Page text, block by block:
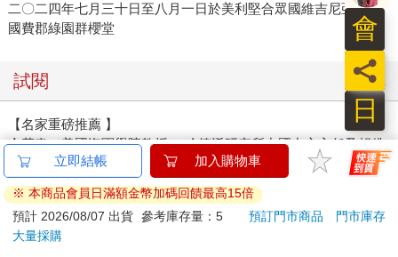
二〇二四年七月三十日至八月一日於美利堅合眾國維吉尼亞共和
國費郡綠園群櫻堂
試閱
【名家重磅推薦 】
余茂春（美國海軍學院教授、 哈德遜研究所中國中心主任及胡佛
研究所客座研究員）：
精準犀利，至誠至深，猶如余杰一貫的功底和風格。
汪浩（英國牛津大學國際關係博士、作家、歷史及政治學者）：
由於美國和臺灣主流媒體的長期偏見和誤導，臺灣民眾並不清楚
立即結帳 加入購物車
※ 本商品會員日滿額金幣加碼回饋最高15倍
預計 2026/08/07 出貨 參考庫存量：5 預訂門市商品
門市庫存
大量採購
日
員
會